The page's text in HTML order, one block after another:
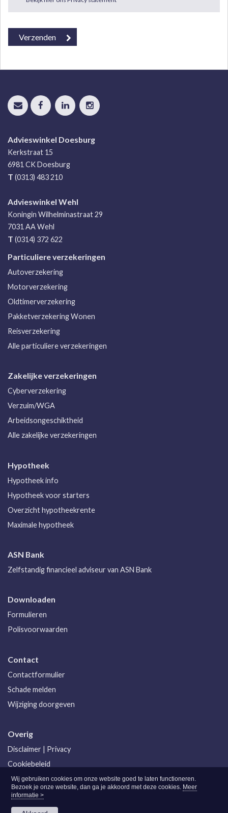
Wij gebruiken cookies om onze website goed te laten functioneren.
Bezoek je onze website, dan ga je akkoord met deze cookies. Meer
informatie >
Advieswinkel Doesburg
Kerkstraat 15
6981 CKDoesburg
T (0313) 483 210
Advieswinkel Wehl
Koningin Wilhelminastraat 29
7031 AAWehl
T (0314) 372 622
Particuliere verzekeringen
Autoverzekering
Motorverzekering
Oldtimerverzekering
Pakketverzekering Wonen
Reisverzekering
Alle particuliere verzekeringen
Zakelijke verzekeringen
Cyberverzekering
Verzuim/WGA
Arbeidsongeschiktheid
Alle zakelijke verzekeringen
Hypotheek
Hypotheek info
Hypotheek voor starters
Overzicht hypotheekrente
Maximale hypotheek
ASN Bank
Zelfstandig financieel adviseur van ASN Bank
Downloaden
Formulieren
Polisvoorwaarden
Contact
Contactformulier
Schade melden
Wijziging doorgeven
Overig
Disclaimer | Privacy
Cookiebeleid
Klachtenprocedure